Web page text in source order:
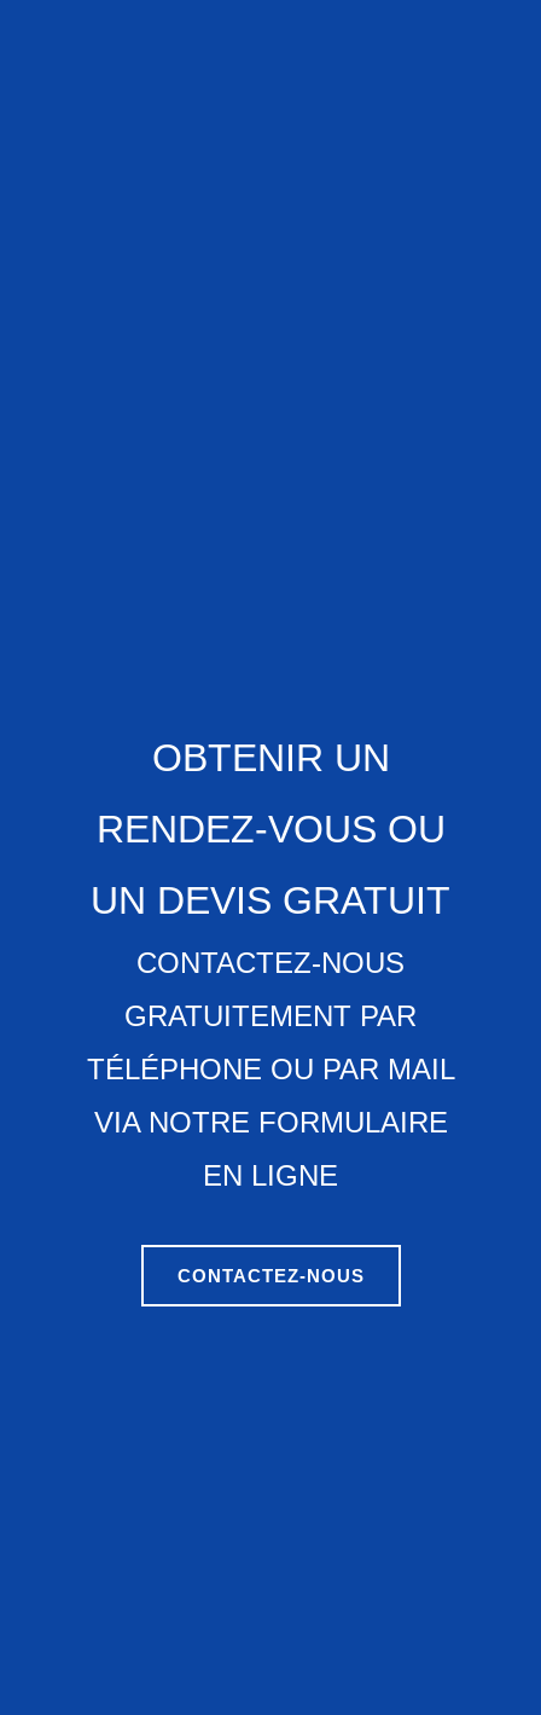
OBTENIR UN
RENDEZ-VOUS OU
UN DEVIS GRATUIT
CONTACTEZ-NOUS
GRATUITEMENT PAR
TÉLÉPHONE OU PAR MAIL
VIA NOTRE FORMULAIRE
EN LIGNE
CONTACTEZ-NOUS